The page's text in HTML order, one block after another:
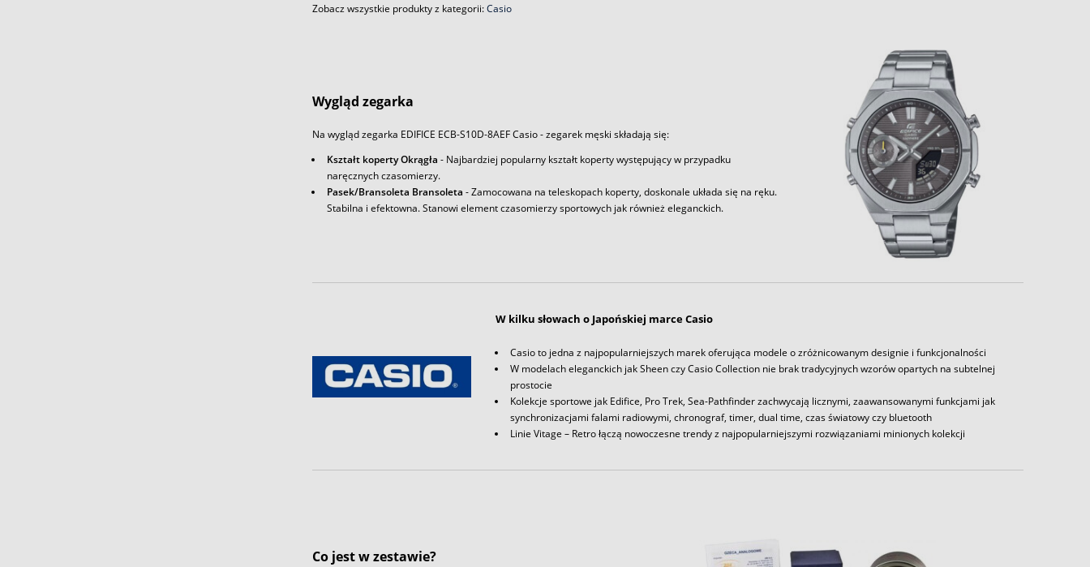
Zobacz wszystkie produkty z kategorii:Casio
Wygląd zegarka
Na wygląd zegarka EDIFICE ECB-S10D-8AEF Casio - zegarek męski składają się:
Kształt koperty Okrągła - Najbardziej popularny kształt koperty występujący w przypadku
naręcznych czasomierzy.
Pasek/Bransoleta Bransoleta - Zamocowana na teleskopach koperty, doskonale układa się na ręku.
Stabilna i efektowna. Stanowi element czasomierzy sportowych jak również eleganckich.
W kilku słowach o Japońskiej marce Casio
Casio to jedna z najpopularniejszych marek oferująca modele o zróżnicowanym designie i funkcjonalności
W modelach eleganckich jak Sheen czy Casio Collection nie brak tradycyjnych wzorów opartych na subtelnej
prostocie
Kolekcje sportowe jak Edifice, Pro Trek, Sea-Pathfinder zachwycają licznymi, zaawansowanymi funkcjami jak
synchronizacjami falami radiowymi, chronograf, timer, dual time, czas światowy czy bluetooth
Linie Vitage – Retro łączą nowoczesne trendy z najpopularniejszymi rozwiązaniami minionych kolekcji
Co jest w zestawie?